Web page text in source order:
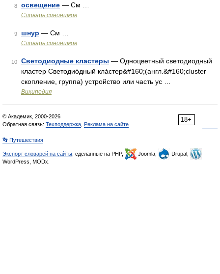
8 освещение — См …
Словарь синонимов
9 шнур — См …
Словарь синонимов
10 Светодиодные кластеры — Одноцветный светодиодный
кластер Светодиóдный клáстер&#160;(англ.&#160;cluster
скопление, группа) устройство или часть ус …
Википедия
18+
© Академик, 2000-2026
Обратная связь: Техподдержка Реклама на сайте
👣 Путешествия
Экспорт словарей на сайты , сделанные на PHP, Joomla,
Drupal,
WordPress, MODx.